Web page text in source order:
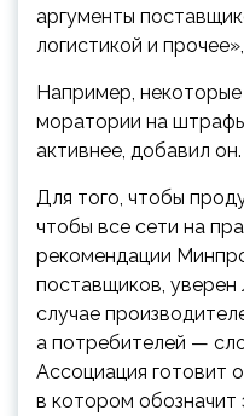
аргументы
логистикой и
Например,
моратории на
активнее, добавил он.
Для того, чтобы
чтобы все сети на
рекомендации
поставщиков,
случае
а потребителей —
Ассоциация готовит
в котором обозначит